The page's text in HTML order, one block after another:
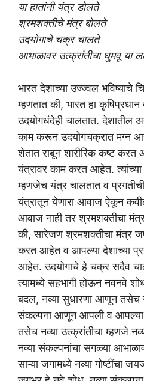
या हातांनी यंत्र डोलते
श्रमशक्तीचे मंत्र बोलते
उदयोगाचे चक्र चालते
आभाळावर उत्क्रांतीचा घुमवू या
भारत देशाच्या उज्ज्वल भविष्याचे
म्हणतात की, भारत हा
उदयोगधंदेही चालतात. देशातील
काम करून उदयोगचक्रात मग्न
शेतात राबून शारीरिक कष्ट
यंत्रावर काम करत आहेत.
म्हणजेच यंत्र चालतात व
यंत्रातून येणारा आवाज ऐकून
आवाज नाही तर श्रमशक्तीचा
की, सारेजण श्रमशक्तीचा मंत्र
करत आहेत व आपल्या देशाच्या
आहेत. उदयोगाचे हे चक्र सदैव
त्यामध्ये सहभागी होऊन नवनवे
बदल, नव्या सुधारणा आणून तसेच
संकल्पना आणून आपली व आपल्या
तसेच नव्या उत्क्रांतीचा म्हणजे
नव्या संकल्पनांचा सगळ्या
साऱ्या जगामध्ये नव्या गोष्टींचा